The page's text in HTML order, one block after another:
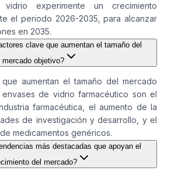
vidrio experimente un crecimiento
el periodo 2026-2035, para alcanzar
en 2035.
clave que aumentan el tamaño del
mercado objetivo?
aumentan el tamaño del mercado
de vidrio farmacéutico son el
farmacéutica, el aumento de la
de investigación y desarrollo, y el
medicamentos genéricos.
más destacadas que apoyan el
del mercado?